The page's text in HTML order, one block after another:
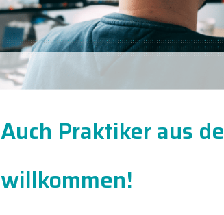
Auch Praktiker aus
willkommen!